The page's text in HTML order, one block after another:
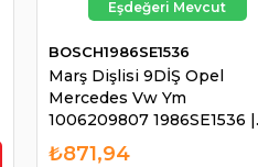
Marş Dişlisi 9DİŞ Opel
Mercedes Vw Ym
1006209807 1986SE1536 |
BOSCH 1986SE1536
BOSCH1986SE1536
₺871,94